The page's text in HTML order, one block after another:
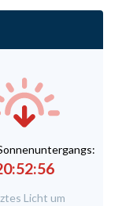
Licht um